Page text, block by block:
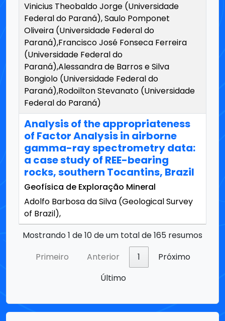
Vinicius Theobaldo Jorge (Universidade
Federal do Paraná), Saulo Pomponet
Oliveira (Universidade Federal do
Paraná),Francisco José Fonseca Ferreira
(Universidade Federal do
Paraná),Alessandra de Barros e Silva
Bongiolo (Universidade Federal do
Paraná),Rodoilton Stevanato (Universidade
Federal do Paraná)
Analysis of the appropriateness
of Factor Analysis in airborne
gamma-ray spectrometry data:
a case study of REE-bearing
rocks, southern Tocantins, Brazil
Geofísica de Exploração Mineral
Adolfo Barbosa da Silva (Geological Survey
of Brazil),
Mostrando 1 de 10 de um total de 165 resumos
Primeiro
Anterior 1
Próximo
Último